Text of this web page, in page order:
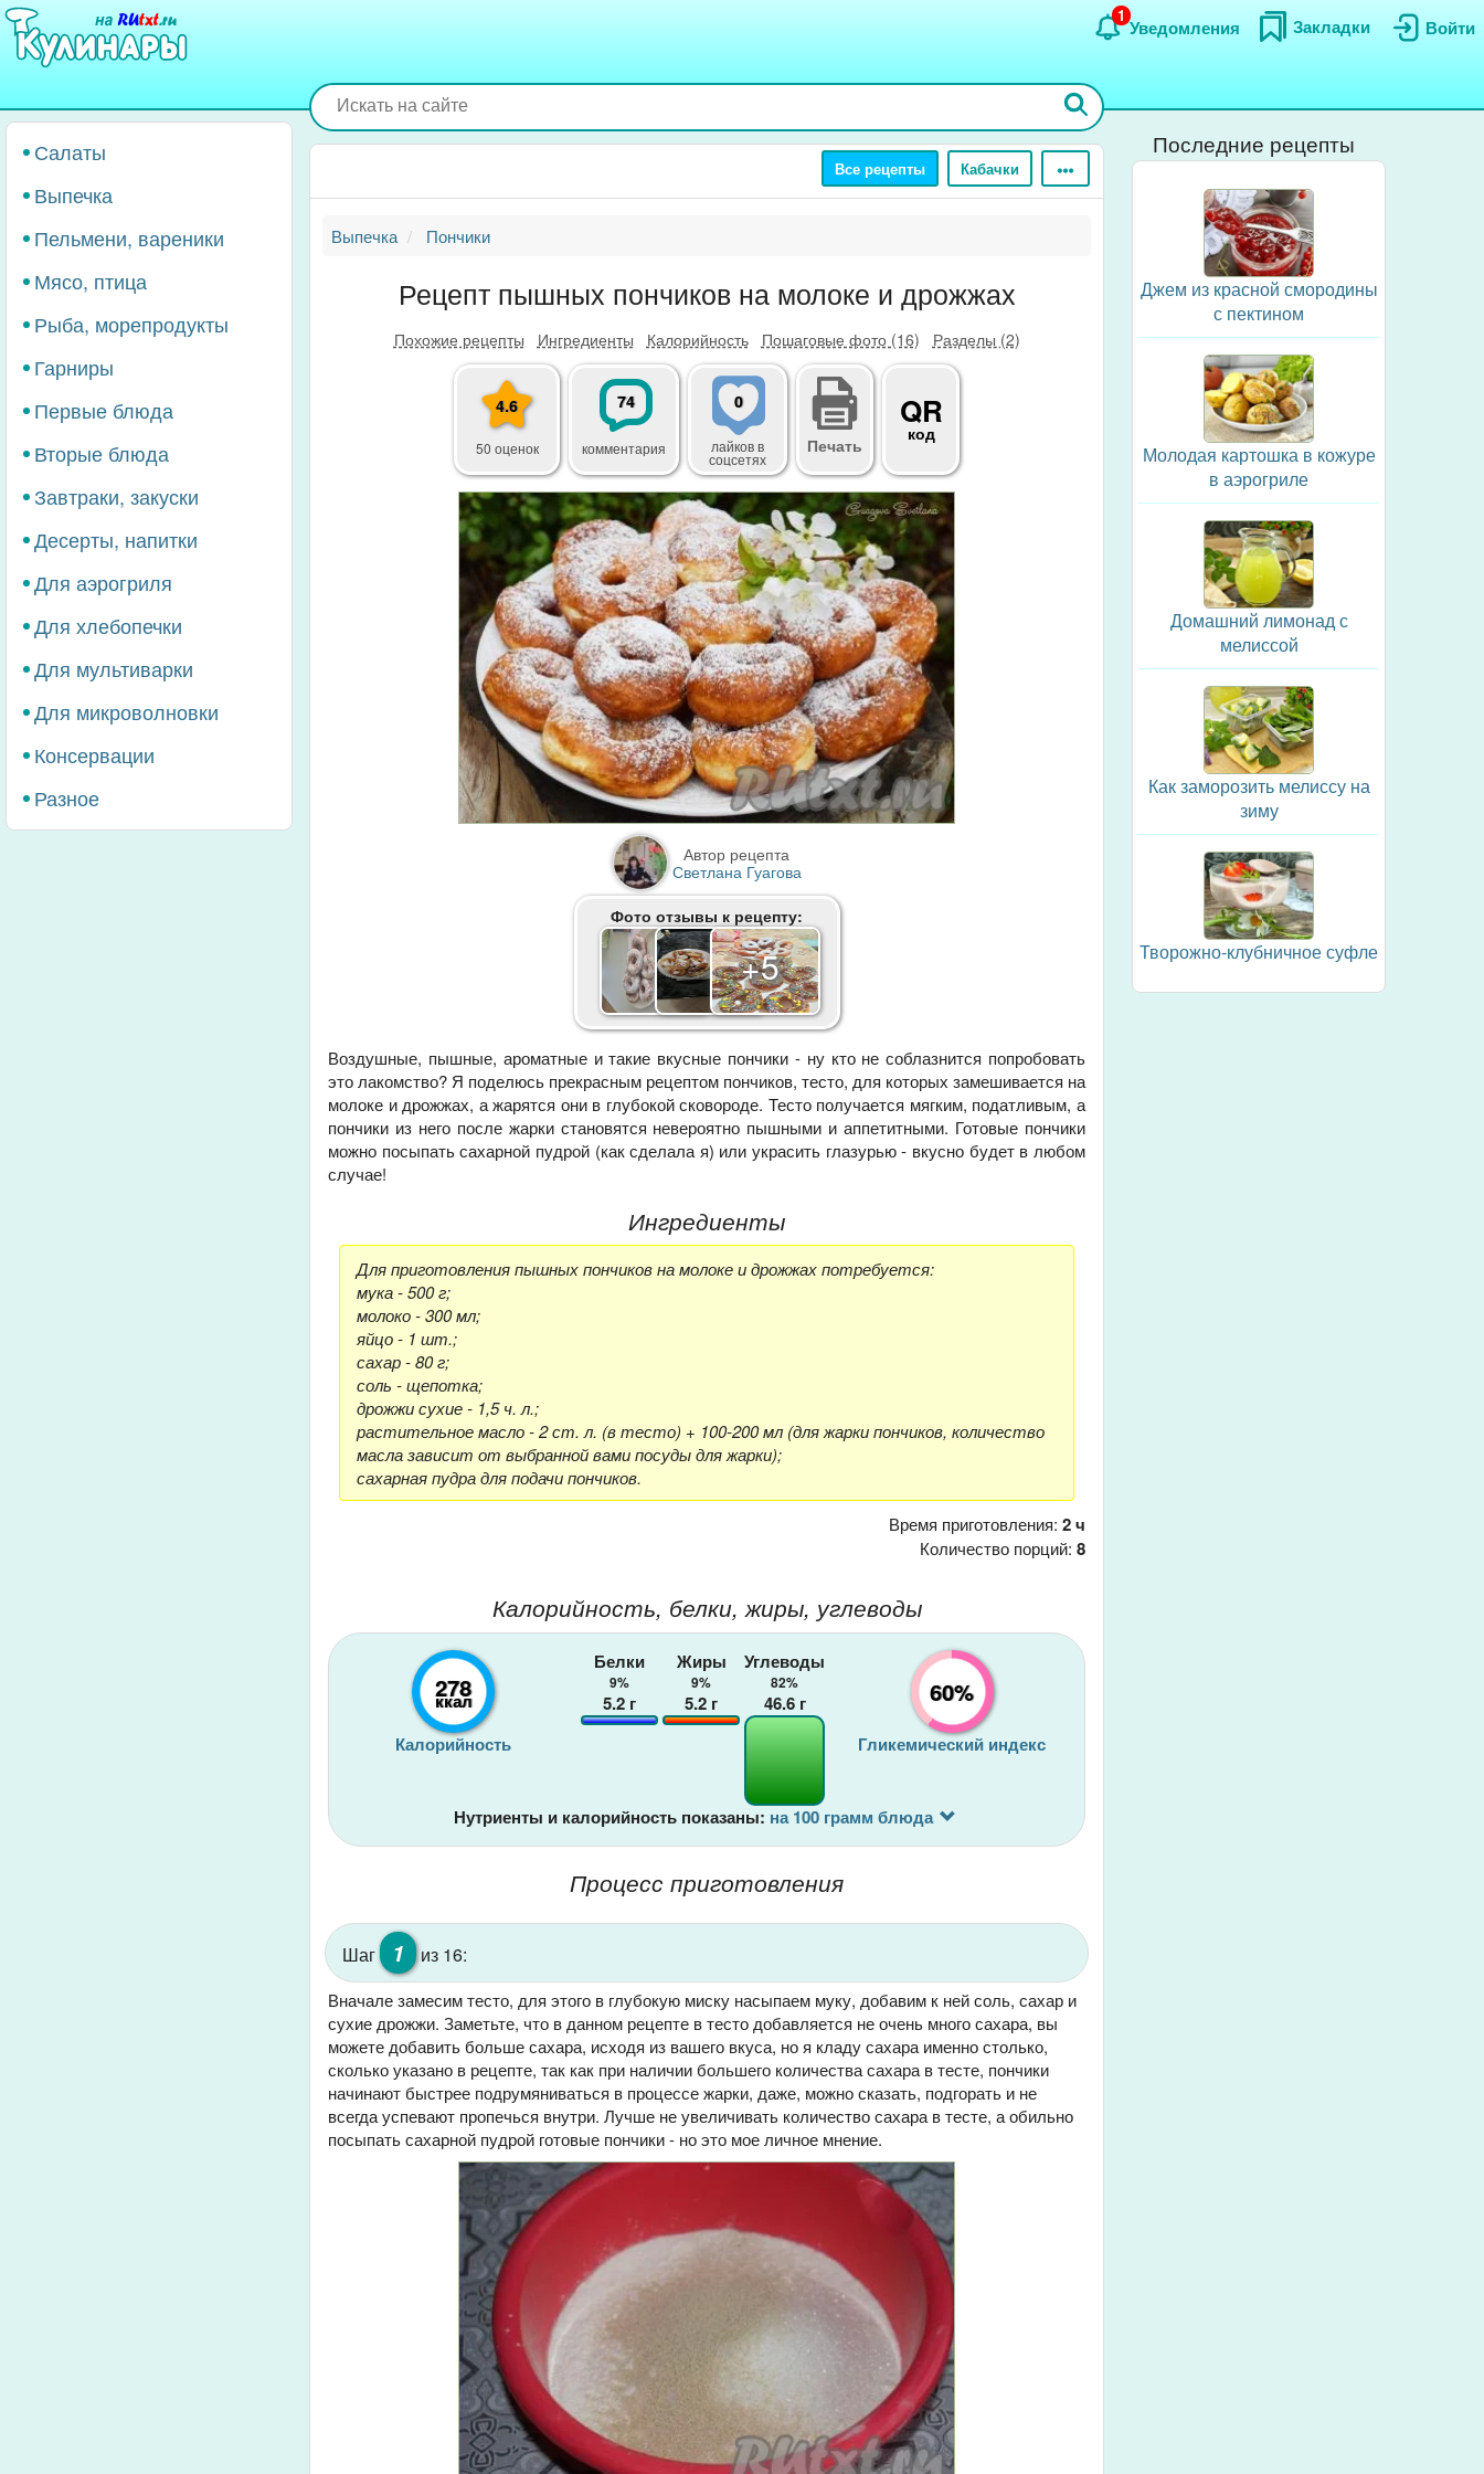
Перейти
основному
Войти
Закладки
Уведомления
1
Салаты
Выпечка
Пельмени, вареники
Мясо, птица
Рыба, морепродукты
Гарниры
Первые блюда
Вторые блюда
Завтраки, закуски
Десерты, напитки
Для аэрогриля
Для хлебопечки
Для мультиварки
Для микроволновки
Консервации
Разное
Все рецепты Кабачки
Выпечка Пончики
Рецепт пышных пончиков на молоке и дрожжах
Похожие рецепты Ингредиенты Калорийность Пошаговые фото (16) Разделы (2)
4.6
50 оценок
74
комментария
0
лайковв
соцсетях
Печать
QR
код
Автор рецепта
Светлана Гуагова
Фото отзывы к рецепту:
+5
Воздушные, пышные, ароматные и такие вкусные пончики - ну кто не соблазнится попробовать
это лакомство? Я поделюсь прекрасным рецептом пончиков, тесто, для которых замешивается на
молоке и дрожжах, а жарятся они в глубокой сковороде. Тесто получается мягким, податливым, а
пончики из него после жарки становятся невероятно пышными и аппетитными. Готовые пончики
можно посыпать сахарной пудрой (как сделала я) или украсить глазурью - вкусно будет в любом
случае!
Ингредиенты
Для приготовления пышных пончиков на молоке и дрожжах потребуется:
мука - 500 г;
молоко - 300 мл;
яйцо - 1 шт.;
сахар - 80 г;
соль - щепотка;
дрожжи сухие - 1,5 ч. л.;
растительное масло - 2 ст. л. (в тесто) + 100-200 мл (для жарки пончиков, количество
масла зависит от выбранной вами посуды для жарки);
сахарная пудра для подачи пончиков.
Время приготовления: 2 ч
Количество порций: 8
Калорийность, белки, жиры, углеводы
278
ккал
Калорийность
Белки
9%
5.2 г
Жиры
9%
5.2 г
Углеводы
82%
46.6г 60%
Гликемический индекс
Нутриенты и калорийность показаны: на 100 грамм блюда
Процесс приготовления
Шаг 1 из 16:
Вначале замесим тесто, для этого в глубокую миску насыпаем муку, добавим к ней соль, сахар и
сухие дрожжи. Заметьте, что в данном рецепте в тесто добавляется не очень много сахара, вы
можете добавить больше сахара, исходя из вашего вкуса, но я кладу сахара именно столько,
сколько указано в рецепте, так как при наличии большего количества сахара в тесте, пончики
начинают быстрее подрумяниваться в процессе жарки, даже, можно сказать, подгорать и не
всегда успевают пропечься внутри. Лучше не увеличивать количество сахара в тесте, а обильно
посыпать сахарной пудрой готовые пончики - но это мое личное мнение.
Последние рецепты
Джем из красной смородины
с пектином
Молодая картошка в кожуре
в аэрогриле
Домашний лимонад с
мелиссой
Как заморозить мелиссу на
зиму
Творожно-клубничное суфле